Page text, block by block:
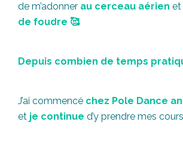
de m’adonner au cerceau aérien et
de foudre 🥰
Depuis combien de temps
J’ai commencé chez Pole Dance
et je continue d’y prendre mes